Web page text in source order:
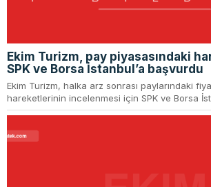
Ekim Turizm, pay piyasasındaki
SPK ve Borsa İstanbul’a başvurdu
Ekim Turizm, halka arz sonrası paylarındaki
hareketlerinin incelenmesi için SPK ve Borsa